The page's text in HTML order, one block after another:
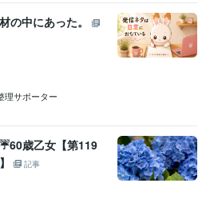
の中にあった。
理サポーター
歳乙女【第119
記事